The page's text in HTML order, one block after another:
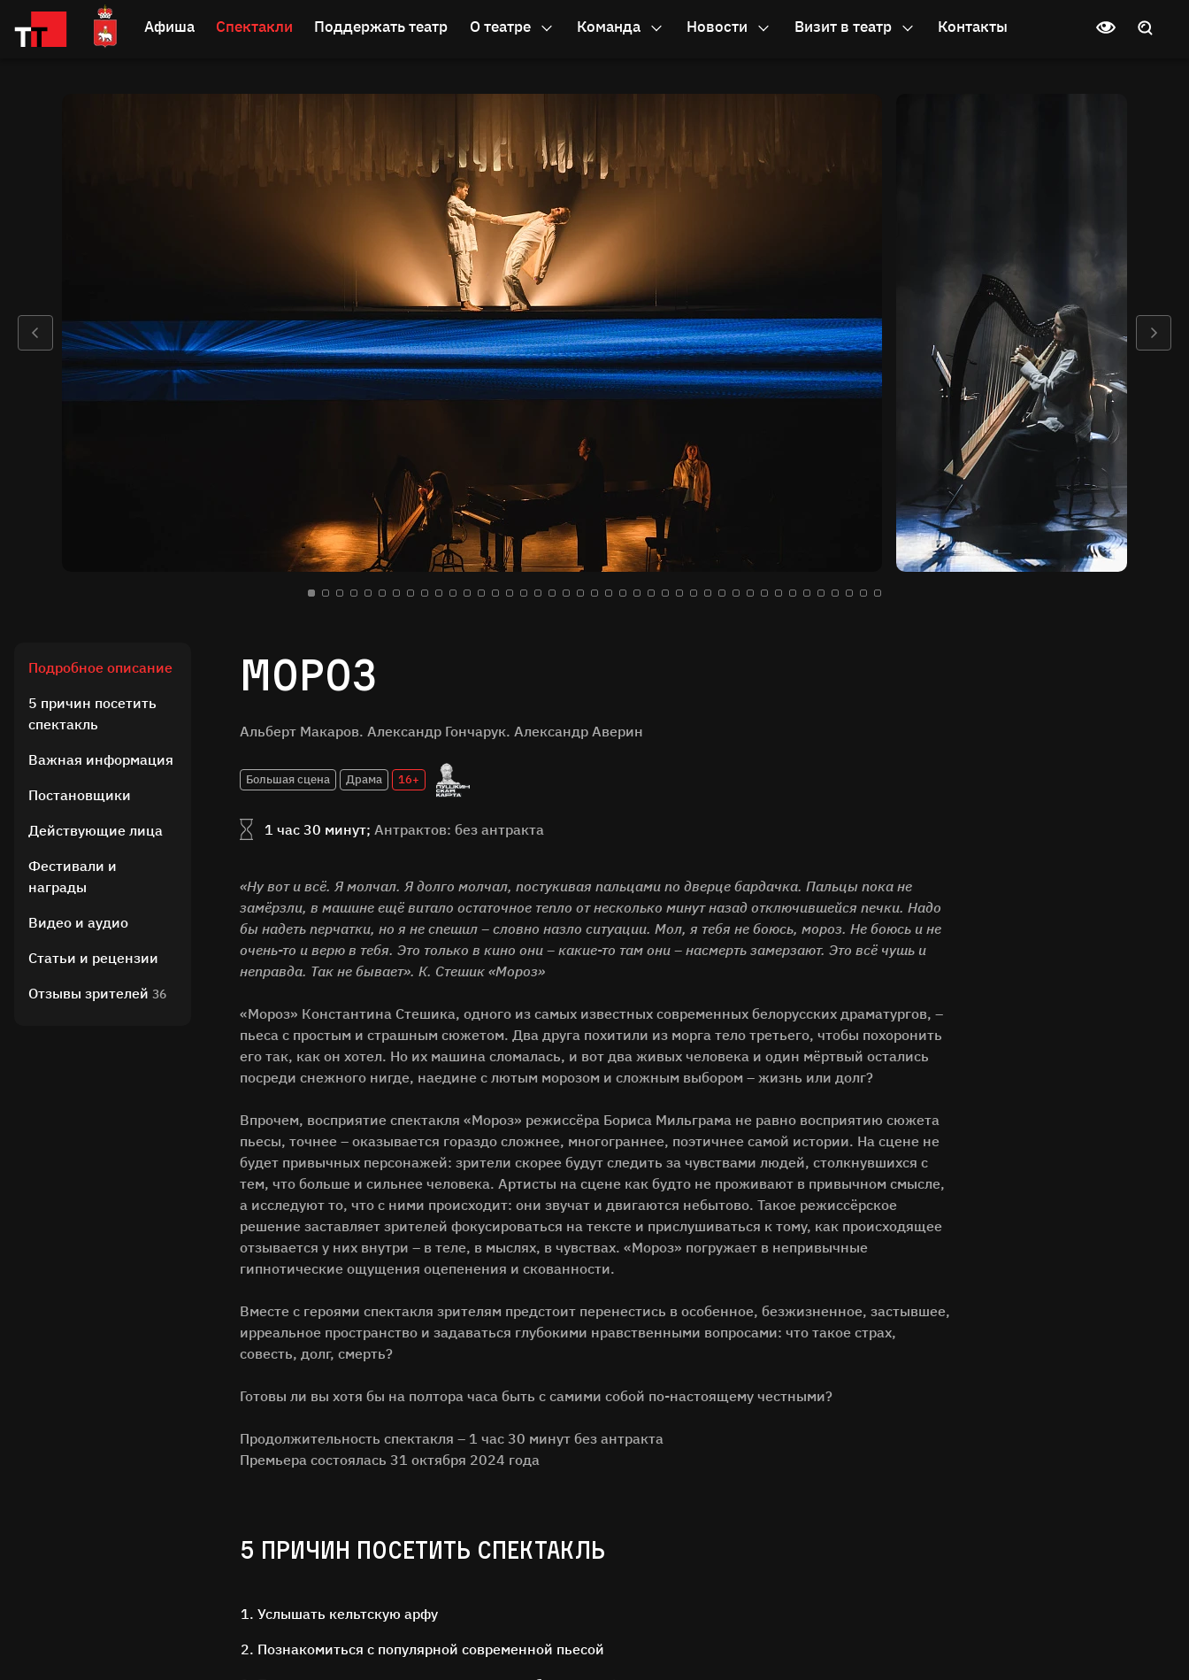
Афиша Спектакли Поддержать театр О театре Команда Новости Визит в театр Контакты
Подробное описание
5 причин посетить
спектакль
Важная информация
Постановщики
Действующие лица
Фестивали и
награды
Видео и аудио
Статьи и рецензии
Отзывы зрителей 36
Мороз
Альберт Макаров. Александр Гончарук. Александр Аверин
Большая сцена Драма 16+
1 час 30 минут; Антрактов: без антракта
«Ну вот и всё. Я молчал. Я долго молчал, постукивая пальцами по дверце бардачка. Пальцы пока не
замёрзли, в машине ещё витало остаточное тепло от несколько минут назад отключившейся печки. Надо
бы надеть перчатки, но я не спешил – словно назло ситуации. Мол, я тебя не боюсь, мороз. Не боюсь и не
очень-то и верю в тебя. Это только в кино они – какие-то там они – насмерть замерзают. Это всё чушь и
неправда. Так не бывает». К. Стешик «Мороз»
«Мороз» Константина Стешика, одного из самых известных современных белорусских драматургов, –
пьеса с простым и страшным сюжетом. Два друга похитили из морга тело третьего, чтобы похоронить
его так, как он хотел. Но их машина сломалась, и вот два живых человека и один мёртвый остались
посреди снежного нигде, наедине с лютым морозом и сложным выбором – жизнь или долг?
Впрочем, восприятие спектакля «Мороз» режиссёра Бориса Мильграма не равно восприятию сюжета
пьесы, точнее – оказывается гораздо сложнее, многограннее, поэтичнее самой истории. На сцене не
будет привычных персонажей: зрители скорее будут следить за чувствами людей, столкнувшихся с
тем, что больше и сильнее человека. Артисты на сцене как будто не проживают в привычном смысле,
а исследуют то, что с ними происходит: они звучат и двигаются небытово. Такое режиссёрское
решение заставляет зрителей фокусироваться на тексте и прислушиваться к тому, как происходящее
отзывается у них внутри – в теле, в мыслях, в чувствах. «Мороз» погружает в непривычные
гипнотические ощущения оцепенения и скованности.
Вместе с героями спектакля зрителям предстоит перенестись в особенное, безжизненное, застывшее,
ирреальное пространство и задаваться глубокими нравственными вопросами: что такое страх,
совесть, долг, смерть?
Готовы ли вы хотя бы на полтора часа быть с самими собой по-настоящему честными?
Продолжительность спектакля – 1 час 30 минут без антракта
Премьера состоялась 31 октября 2024 года
5 ПРИЧИН ПОСЕТИТЬ СПЕКТАКЛЬ
Услышать кельтскую арфу
Познакомиться с популярной современной пьесой